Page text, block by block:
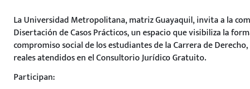
La Universidad Metropolitana, matriz Guayaquil, invita a la
Disertación de Casos Prácticos, un espacio que visibiliza la
compromiso social de los estudiantes de la Carrera de
reales atendidos en el Consultorio Jurídico Gratuito.
Participan: